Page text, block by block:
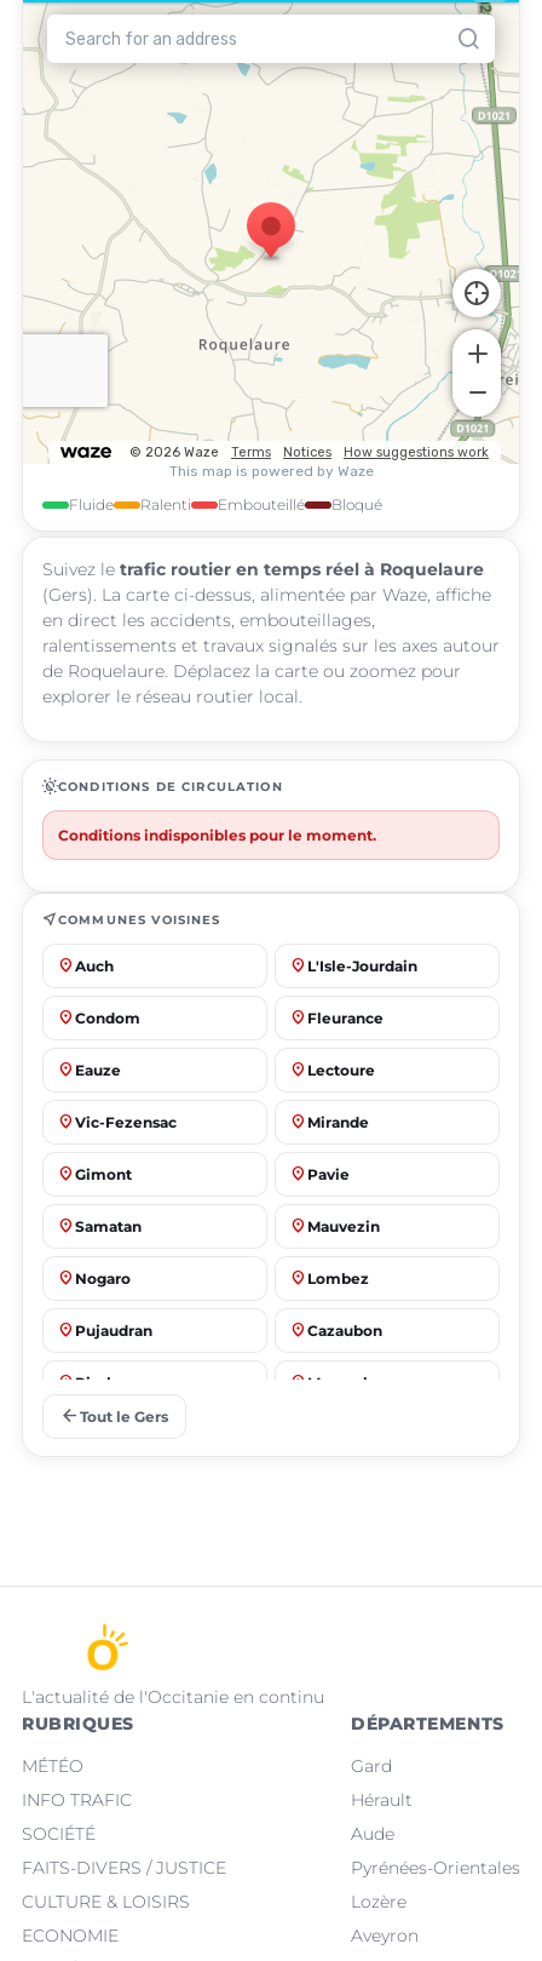
Fluide Ralenti Embouteillé Bloqué
Suivez le trafic routier en temps réel à Roquelaure
(Gers). La carte ci-dessus, alimentée par Waze, affiche
en direct les accidents, embouteillages,
ralentissements et travaux signalés sur les axes autour
de Roquelaure. Déplacez la carte ou zoomez pour
explorer le réseau routier local.
routineCONDITIONS DE CIRCULATION
Conditions indisponibles pour le moment.
near_meCOMMUNES VOISINES
place Auch place L'Isle-Jourdain
place Condom place Fleurance
place Eauze place Lectoure
place Vic-Fezensac place Mirande
place Gimont place Pavie
place Samatan place Mauvezin
place Nogaro place Lombez
place Pujaudran place Cazaubon
place Riscle place Masseube
arrow_back Tout le Gers
L'actualité de l'Occitanie en continu
RUBRIQUES
MÉTÉO
INFO TRAFIC
SOCIÉTÉ
FAITS-DIVERS / JUSTICE
CULTURE & LOISIRS
ECONOMIE
DÉPARTEMENTS
Gard
Hérault
Aude
Pyrénées-Orientales
Lozère
Aveyron